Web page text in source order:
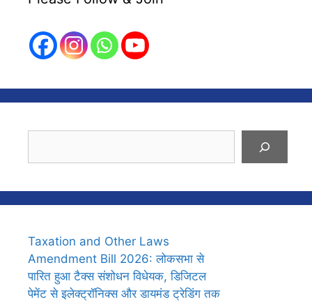
Taxation and Other Laws
Amendment Bill 2026: लोकसभा से
पारित हुआ टैक्स संशोधन विधेयक, डिजिटल
पेमेंट से इलेक्ट्रॉनिक्स और डायमंड ट्रेडिंग तक